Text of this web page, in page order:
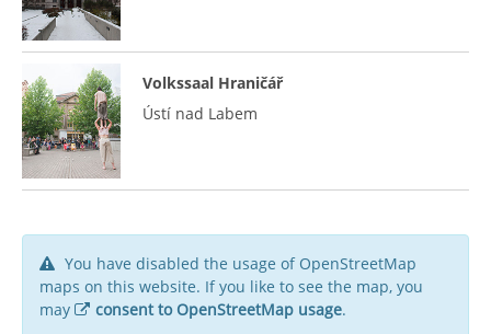
Volkssaal Hraničář
Ústí nad Labem
You have disabled the usage of OpenStreetMap
maps on this website. If you like to see the map, you
may
consent to OpenStreetMap usage.